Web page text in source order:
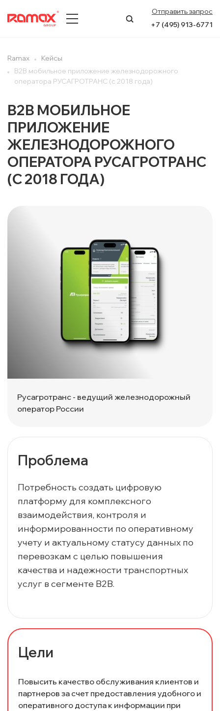
Отправить запрос
+7 (495) 913-6771
ПРЕСС-ЦЕНТР
УСЛУГИ
КЕЙСЫ
КОНТАКТЫ
Ramax
Кейсы
B2B мобильное приложение железнодорожного
оператора РУСАГРОТРАНС (с 2018 года)
B2B МОБИЛЬНОЕ
ПРИЛОЖЕНИЕ
ЖЕЛЕЗНОДОРОЖНОГО
ОПЕРАТОРА РУСАГРОТРАНС
(С 2018 ГОДА)
Русагротранс - ведущий железнодорожный
оператор России
Проблема
Потребность создать цифровую
платформу для комплексного
взаимодействия, контроля и
информированности по оперативному
учету и актуальному статусу данных по
перевозкам с целью повышения
качества и надежности транспортных
услуг в сегменте B2B.
Цели
Повысить качество обслуживания клиентов и
партнеров за счет предоставления удобного и
оперативного доступа к информации при